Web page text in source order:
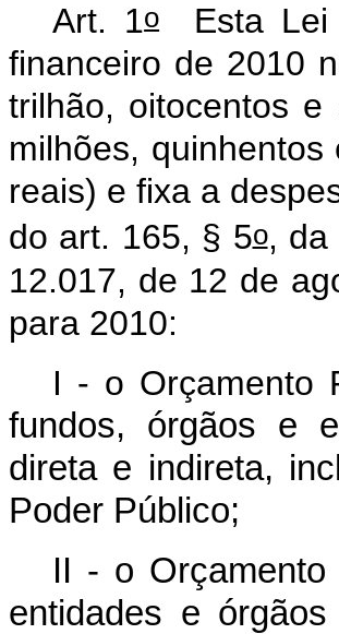
Art. 1oEsta Lei
financeiro de 2010
trilhão, oitocentos
milhões,
reais) e fixa a
do art. 165, § 5o, da
12.017, de 12 de
para 2010:
I - o Orçamento
fundos, órgãos e
direta e indireta,
Poder Público;
II - o Orçamento
entidades e